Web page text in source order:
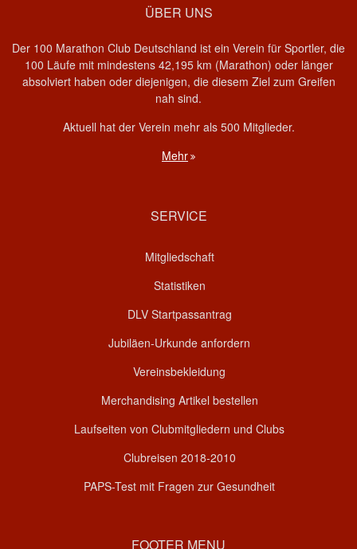
ÜBER UNS
Der 100 Marathon Club Deutschland ist ein Verein für Sportler, die
100 Läufe mit mindestens 42,195 km (Marathon) oder länger
absolviert haben oder diejenigen, die diesem Ziel zum Greifen
nah sind.
Aktuell hat der Verein mehr als 500 Mitglieder.
Mehr
SERVICE
Mitgliedschaft
Statistiken
DLV Startpassantrag
Jubiläen-Urkunde anfordern
Vereinsbekleidung
Merchandising Artikel bestellen
Laufseiten von Clubmitgliedern und Clubs
Clubreisen 2018-2010
PAPS-Test mit Fragen zur Gesundheit
FOOTER MENU